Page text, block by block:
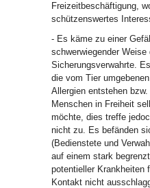
Freizeitbeschäftigung,
schützenswertes
- Es käme zu einer
schwerwiegender
Sicherungsverwahrte.
die vom Tier
Allergien entstehen
Menschen in Freiheit
möchte, dies treffe
nicht zu. Es befänden
(Bedienstete und
auf einem stark
potentieller Krankheiten
Kontakt nicht